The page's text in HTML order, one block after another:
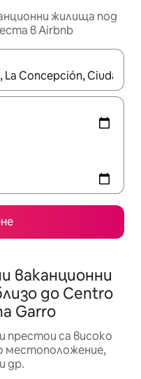
жилища под
в Airbnb
използвайте
ваканционни
до Centro
Garro
престои са високо
местоположение,
др.